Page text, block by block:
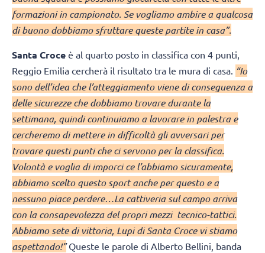
formazioni in campionato. Se vogliamo ambire a qualcosa
di buono dobbiamo sfruttare queste partite in casa”.
Santa Croce è al quarto posto in classifica con 4 punti,
Reggio Emilia cercherà il risultato tra le mura di casa. “Io
sono dell’idea che l’atteggiamento viene di conseguenza a
delle sicurezze che dobbiamo trovare durante la
settimana, quindi continuiamo a lavorare in palestra e
cercheremo di mettere in difficoltà gli avversari per
trovare questi punti che ci servono per la classifica.
Volontà e voglia di imporci ce l’abbiamo sicuramente,
abbiamo scelto questo sport anche per questo e a
nessuno piace perdere…La cattiveria sul campo arriva
con la consapevolezza del propri mezzi tecnico-tattici.
Abbiamo sete di vittoria, Lupi di Santa Croce vi stiamo
aspettando!”Queste le parole di Alberto Bellini, banda